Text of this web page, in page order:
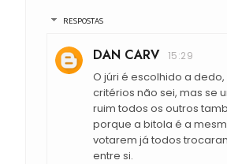
RESPOSTAS
DAN CARV 15:29
O júri é escolhido a
critérios não sei, mas se
ruim todos os outros
porque a bitola é a
votarem já todos
entre si.